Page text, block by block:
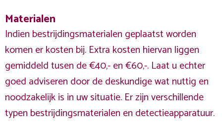
Materialen
Indien bestrijdingsmaterialen geplaatst worden
komen er kosten bij. Extra kosten hiervan liggen
gemiddeld tusen de €40,- en €60,-. Laat u echter
goed adviseren door de deskundige wat nuttig en
noodzakelijk is in uw situatie. Er zijn verschillende
typen bestrijdingsmaterialen en detectieapparatuur.